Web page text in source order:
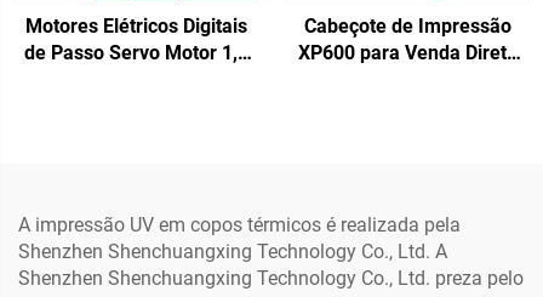
Motores Elétricos Digitais
de Passo Servo Motor 1,8
Cabeçote de Impressão
XP600 para Venda Direta
A impressão UV em copos térmicos é realizada pela
Shenzhen Shenchuangxing Technology Co., Ltd. A
Shenzhen Shenchuangxing Technology Co., Ltd. preza pelo